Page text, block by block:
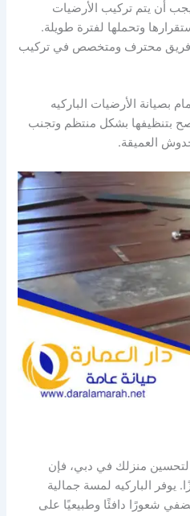
أن يتم تركيب الأرضيات
وتحملها لفترة طويلة.
فريق محترف ومتخصص في تركيب
بصيانة الأرضيات الباركيه
بتنظيفها بشكل منتظم وتجنب
العميقة.
منزلك في دبي، فإن
يوفر الباركيه لمسة جمالية
شعورًا دافئًا وطبيعيًا على